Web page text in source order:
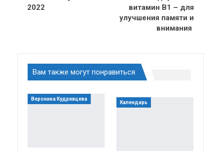
2022
витамин В1 – для
улучшения памяти и
внимания
Вам также могут понравиться
Вероника Кудрявцева
Календарь